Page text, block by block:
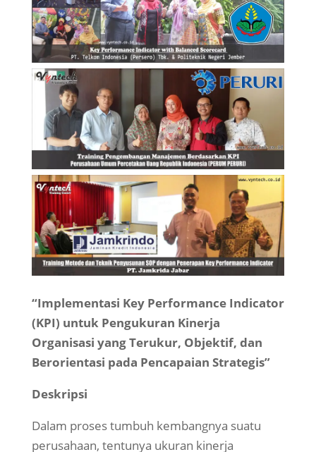
“Implementasi Key Performance Indicator
(KPI) untuk Pengukuran Kinerja
Organisasi yang Terukur, Objektif, dan
Berorientasi pada Pencapaian Strategis”
Deskripsi
Dalam proses tumbuh kembangnya suatu
perusahaan, tentunya ukuran kinerja